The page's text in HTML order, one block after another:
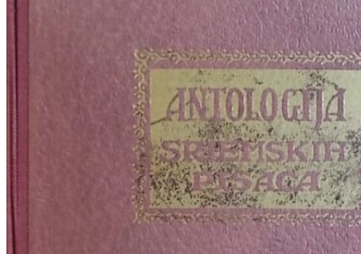
FILOZOFIJA, SOCIOLOGIJA, ANTROPOLOGIJA
FOTOGRAFIJA
GLAZBENA UMJETNOST
KAZALIŠTE, FILM
OD KNJIŽEVNOST
DO RELIGIJA
KNJIŽEVNOST
LIKOVNA UMJETNOST
LJEKOVITO BILJE I ZDRAVLJE
MITOLOGIJA
POVIJEST I PUBLICISTIKA
PRIRODNE ZNANOSTI
PSIHOLOGIJA, POPULARNA PSIHOLOGIJA,
ALTERNATIVA
RAZNO
RELIGIJA
OD RJEČNIKA
DO ZEMLJOVIDA
RJEČNICI, GRAMATIKE, PRAVOPISI…